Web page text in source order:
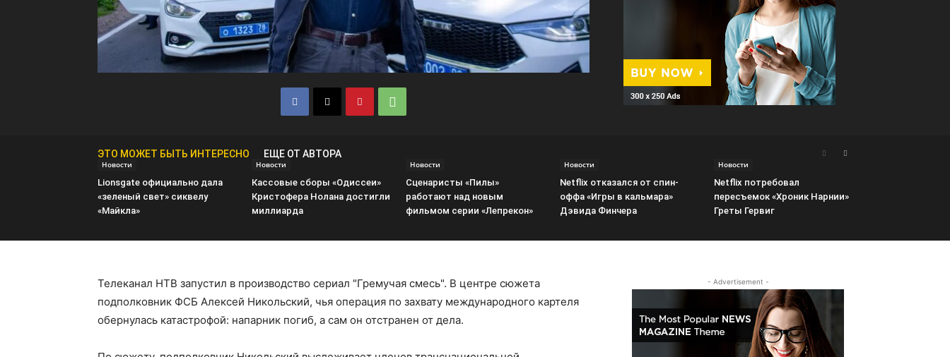
ЭТО МОЖЕТ БЫТЬ ИНТЕРЕСНО ЕЩЕ ОТ АВТОРА
Новости
Lionsgate официально дала
«зеленый свет» сиквелу
«Майкла»
Новости
Кассовые сборы «Одиссеи»
Кристофера Нолана достигли
миллиарда
Новости
Сценаристы «Пилы»
работают над новым
фильмом серии «Лепрекон»
Новости
Netflix отказался от спин-
оффа «Игры в кальмара»
Дэвида Финчера
Новости
Netflix потребовал
пересъемок «Хроник Нарнии»
Греты Гервиг
Телеканал НТВ запустил в производство сериал "Гремучая смесь". В центре сюжета
подполковник ФСБ Алексей Никольский, чья операция по захвату международного картеля
обернулась катастрофой: напарник погиб, а сам он отстранен от дела.
- Advertisement -